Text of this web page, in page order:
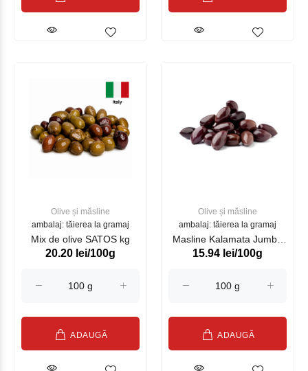
Olive și măsline
ambalaj: tăierea la gramaj
Mix de olive SATOS kg
20.20 lei/100g
ADAUGĂ
Olive și măsline
ambalaj: tăierea la gramaj
Masline Kalamata Jumbo
3kg
15.94 lei/100g
ADAUGĂ